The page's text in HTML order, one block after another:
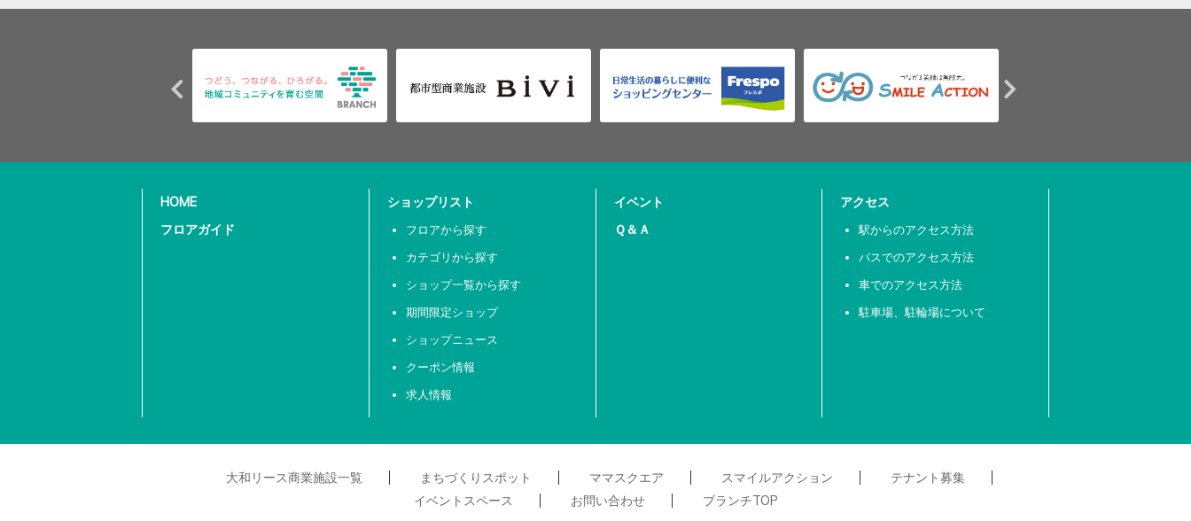
HOME
フロアガイド
ショップリスト
フロアから探す
カテゴリから探す
ショップ一覧から探す
期間限定ショップ
ショップニュース
クーポン情報
求人情報
イベント
Ｑ＆Ａ
アクセス
駅からのアクセス方法
バスでのアクセス方法
車でのアクセス方法
駐車場、駐輪場について
大和リース商業施設一覧 まちづくりスポット ママスクエア スマイルアクション
テナント募集
イベントスペース
お問い合わせ ブランチTOP